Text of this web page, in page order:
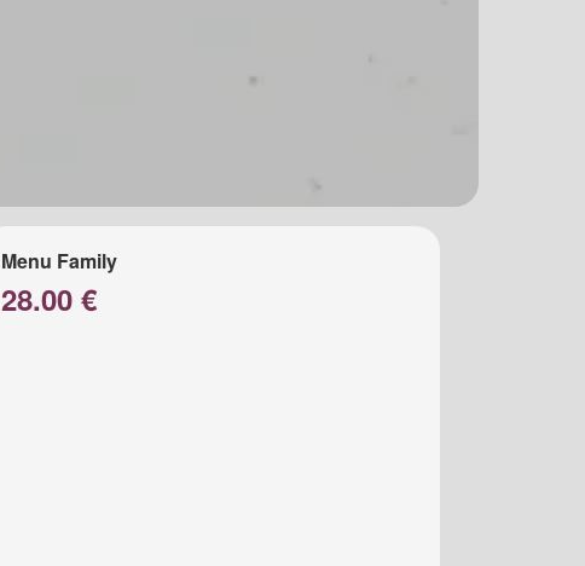
Menu Family
28.00 €